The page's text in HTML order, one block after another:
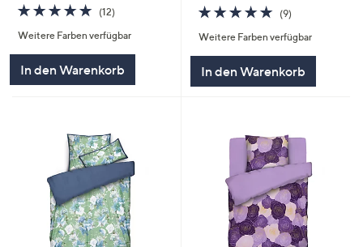
5.0
von
5
(12)12
Weitere Farben verfügbar
In den Warenkorb
4.9
von
5
(9)9
Weitere Farben verfügbar
In den Warenkorb